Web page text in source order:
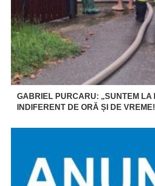
GABRIEL PURCARU: „SUNTEM LA
INDIFERENT DE ORĂ ȘI DE